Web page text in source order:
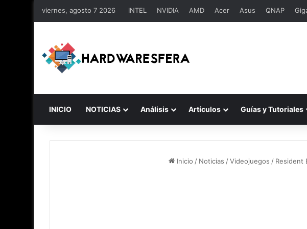
viernes, agosto 7 2026 INTEL NVIDIA AMD Acer Asus QNAP
INICIO NOTICIAS Análisis Artículos Guías y Tutoriales
Inicio / Noticias / Videojuegos / Resident